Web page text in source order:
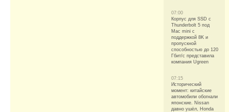
07:00
Корпус для SSD с
Thunderbolt 5 под
Mac mini с
поддержкой 8K и
пропускной
способностью до 120
Гбит/с представила
компания Ugreen
07:15
Исторический
момент: китайские
автомобили обогнали
японские. Nissan
давно ушёл, Honda